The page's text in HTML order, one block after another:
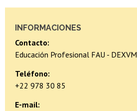
INFORMACIONES
Contacto:
Educación Profesional FAU - DEXVM
Teléfono:
+22 978 30 85
E-mail: